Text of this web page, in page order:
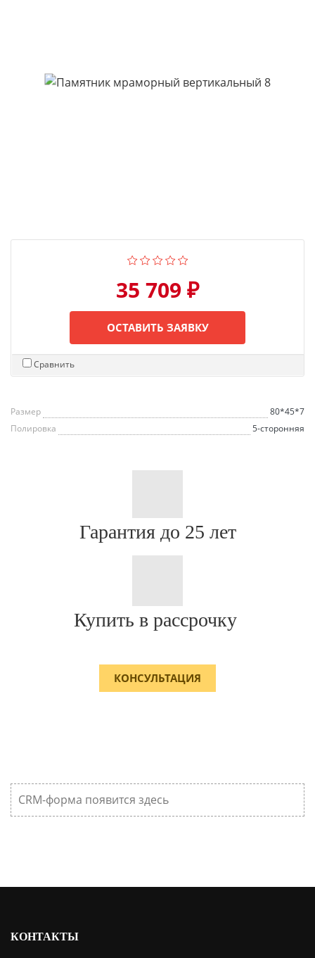
35 709 ₽
ОСТАВИТЬ ЗАЯВКУ
Сравнить
Размер
80*45*7
Полировка
5-сторонняя
Гарантия до 25 лет
Купить в рассрочку
КОНСУЛЬТАЦИЯ
CRM-форма появится здесь
КОНТАКТЫ